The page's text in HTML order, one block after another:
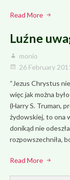
Read More
Luźne
monio
26 February
“Jezus Chrystus
więc jak można
(Harry S. Truman,
żydowskiej, to ona
donikąd nie
rozpowszechniła,
Read More